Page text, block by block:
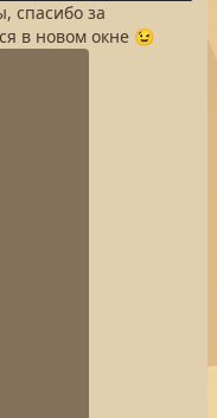
спасибо за
в новом окне 😉